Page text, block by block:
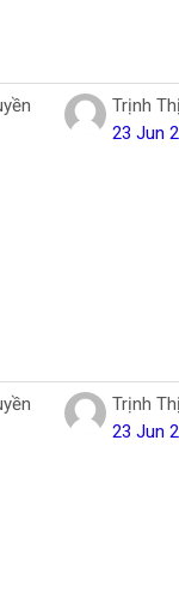
Trịnh
23 Jun
Trịnh
23 Jun